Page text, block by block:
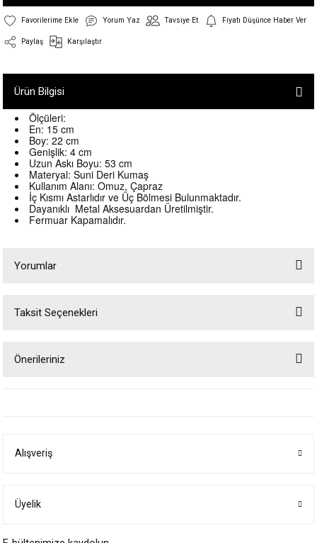
Yorum Yaz Tavsiye Et Fiyatı Düşünce Haber Ver
Paylaş Karşılaştır
Ürün Bilgisi
Ölçüleri:
En: 15 cm
Boy: 22 cm
Genişlik: 4 cm
Uzun Askı Boyu: 53 cm
Materyal: Suni Deri Kumaş
Kullanım Alanı: Omuz, Çapraz
İç Kısmı Astarlıdır ve Üç Bölmesi Bulunmaktadır.
Dayanıklı Metal Aksesuardan Üretilmiştir.
Fermuar Kapamalıdır.
Yorumlar
Taksit Seçenekleri
Önerileriniz
Ürün bilgilerinde hatalar bulunuyor.
Alışveriş
Üyelik